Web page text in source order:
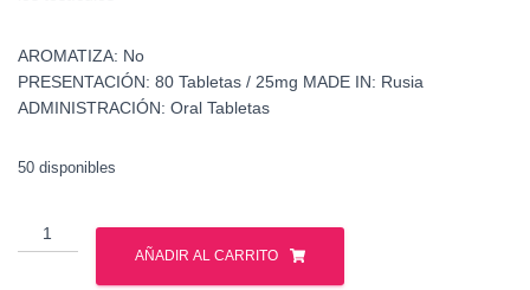
AROMATIZA: No
PRESENTACIÓN: 80 Tabletas / 25mg MADE IN: Rusia
ADMINISTRACIÓN: Oral Tabletas
50 disponibles
Proviron
-
Mesterolona
AÑADIR AL CARRITO